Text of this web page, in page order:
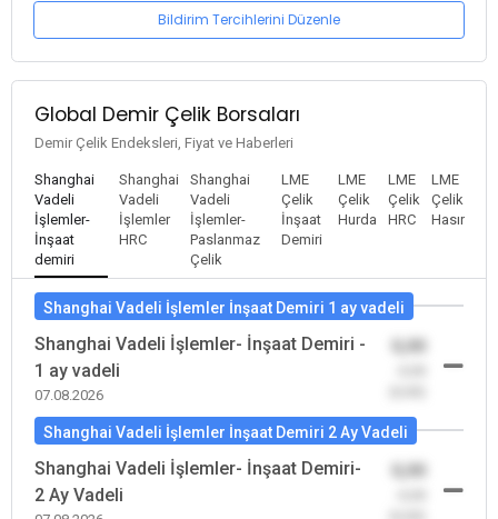
Bildirim Tercihlerini Düzenle
Global Demir Çelik Borsaları
Demir Çelik Endeksleri, Fiyat ve Haberleri
Shanghai
Vadeli
İşlemler-
İnşaat
demiri
Shanghai
Vadeli
İşlemler
HRC
Shanghai
Vadeli
İşlemler-
Paslanmaz
Çelik
LME
Çelik
İnşaat
Demiri
LME
Çelik
Hurda
LME
Çelik
HRC
LME
Çelik
Hasır
Shanghai Vadeli İşlemler İnşaat Demiri 1 ay vadeli
Shanghai Vadeli İşlemler- İnşaat Demiri -
1 ay vadeli
07.08.2026
Shanghai Vadeli İşlemler İnşaat Demiri 2 Ay Vadeli
Shanghai Vadeli İşlemler- İnşaat Demiri-
2 Ay Vadeli